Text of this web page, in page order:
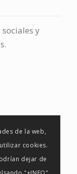
y
de la web,
cookies.
dejar de